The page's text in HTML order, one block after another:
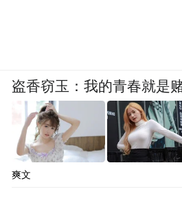
盗香窃玉：我的青春就是
爽文